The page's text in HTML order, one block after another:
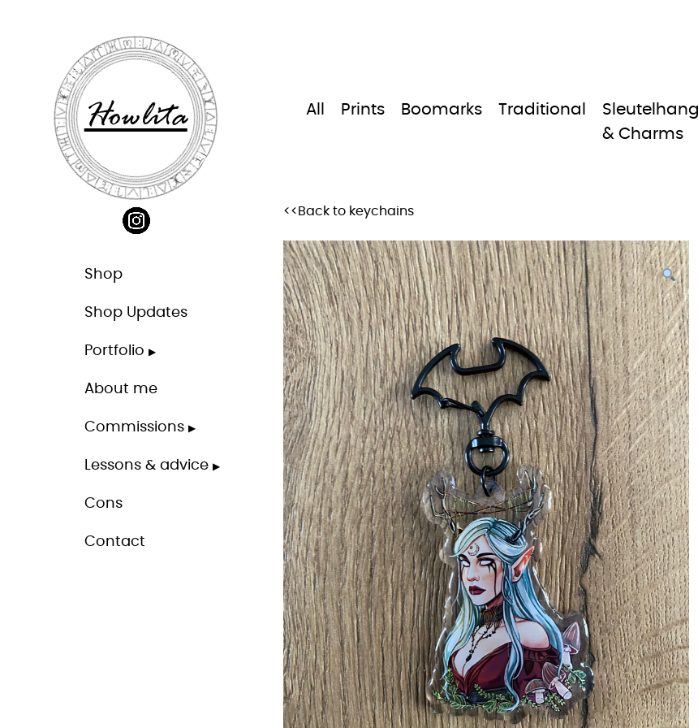
Howlita All Prints Boomarks Traditional
& Charms
<<Back to keychains
Shop
Shop Updates
Portfolio
About me
Commissions
Lessons & advice
Cons
Contact